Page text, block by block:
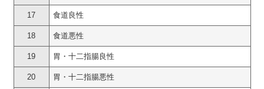
17 食道良性
18 食道悪性
19 胃・十二指腸良性
20 胃・十二指腸悪性